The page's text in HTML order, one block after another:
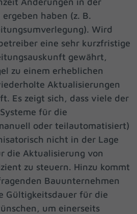
haben (z. B.
Wird
eine sehr kurzfristige
gewährt,
zu einem erheblichen
Aktualisierungen
Es zeigt sich, dass viele der
für die
oder teilautomatisiert)
nicht in der Lage
die Aktualisierung von
zu steuern. Hinzu kommt
Bauunternehmen
Gültigkeitsdauer für die
um einerseits